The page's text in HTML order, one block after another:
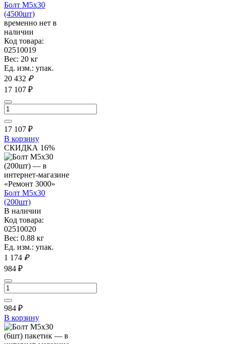
Болт М5х30
(4500шт)
временно нет в
наличии
Код товара:
02510019
Вес: 20 кг
Ед. изм.: упак.
20 432 ₽
17 107 ₽
17 107 ₽
В корзину
СКИДКА 16%
Болт М5х30
(200шт)
В наличии
Код товара:
02510020
Вес: 0.88 кг
Ед. изм.: упак.
1 174 ₽
984 ₽
984 ₽
В корзину